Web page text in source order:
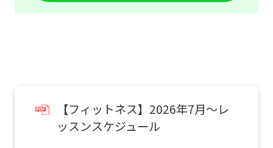
【フィットネス】2026年7月～レ
ッスンスケジュール